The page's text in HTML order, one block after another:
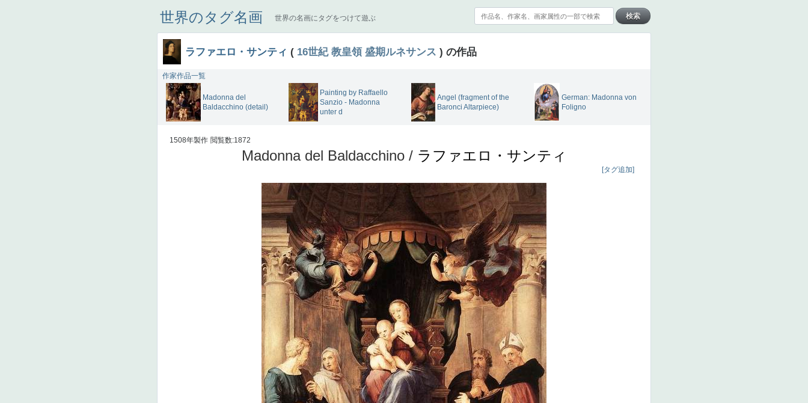
世界のタグ名画 世界の名画にタグをつけて遊ぶ
ラファエロ・サンティ ( 16世紀 教皇領 盛期ルネサンス ) の作品
作家作品一覧
Madonna del
Baldacchino (detail)
Painting by Raffaello
Sanzio - Madonna
unter d
Angel (fragment of the
Baronci Altarpiece)
German: Madonna von
Foligno
1508年製作 閲覧数:1872
Madonna del Baldacchino / ラファエロ・サンティ
[タグ追加]